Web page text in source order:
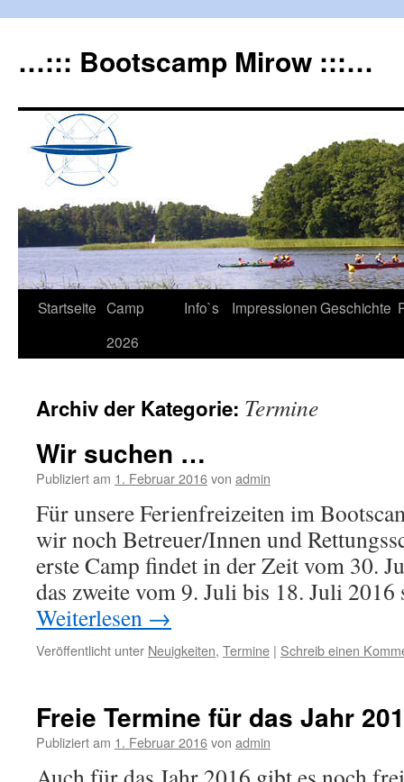
…::: Bootscamp Mirow :::…
Startseite Camp
2026
Info`s ImpressionenGeschichte
Archiv der Kategorie: Termine
Wir suchen …
Publiziert am 1. Februar 2016von admin
Für unsere Ferienfreizeiten im
wir noch Betreuer/Innen und
erste Camp findet in der Zeit vom 30.
das zweite vom 9. Juli bis 18. Juli
Weiterlesen →
Veröffentlicht unter Neuigkeiten, Termine | Schreib einen
Freie Termine für das Jahr
Publiziert am 1. Februar 2016von admin